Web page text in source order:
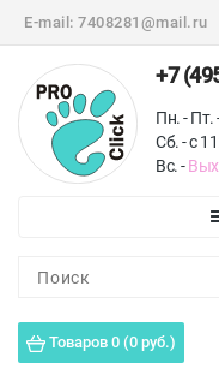
E-mail: 7408281@mail.ru
+7
Пн. - Пт.
Сб. - с
Вс. -
Товаров 0 (0 руб.)
Пороги для пола